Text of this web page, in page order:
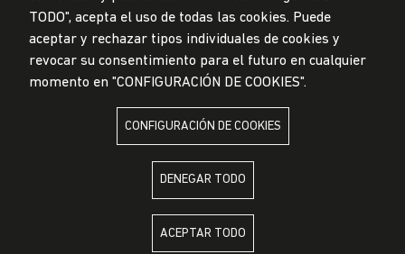
LA UNIVERSIDAD DE LIMA ES MIEMBRO DE
LA UNIVERSIDAD DE LIMA ESTÁ AFILIADA A
TODO", acepta el uso de todas las cookies. Puede
aceptar y rechazar tipos individuales de cookies y
revocar su consentimiento para el futuro en cualquier
momento en "CONFIGURACIÓN DE COOKIES".
CONFIGURACIÓN DE COOKIES
DENEGAR TODO
ACEPTAR TODO